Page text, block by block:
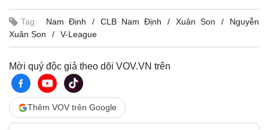
Tag: Nam Định CLB Nam Định Xuân Son
Nguyễn
Xuân Son
V-League
Mời quý độc giả theo dõi VOV.VN trên
Thêm VOV trên Google